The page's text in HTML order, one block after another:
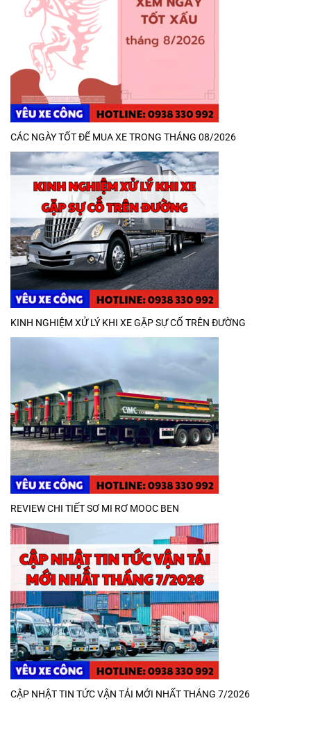
CÁC NGÀY TỐT ĐỂ MUA XE TRONG THÁNG 08/2026
KINH NGHIỆM XỬ LÝ KHI XE GẶP SỰ CỐ TRÊN ĐƯỜNG
REVIEW CHI TIẾT SƠ MI RƠ MOOC BEN
CẬP NHẬT TIN TỨC VẬN TẢI MỚI NHẤT THÁNG 7/2026